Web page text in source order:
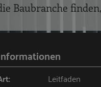
Baubranche
Leitfaden